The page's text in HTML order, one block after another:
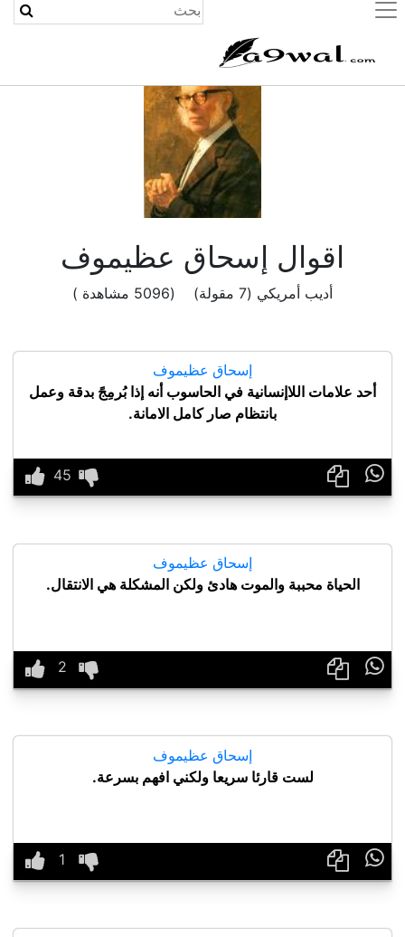
(current)
اقوال إسحاق عظيموف
أديب أمريكي (7 مقولة) (5096 مشاهدة )
إسحاق عظيموف
أحد علامات اللاإنسانية في الحاسوب أنه إذا بُرمِجً بدقة وعمل
بانتظام صار كامل الامانة.

إسحاق عظيموف
الحياة محببة والموت هادئ ولكن المشكلة هي الانتقال.

إسحاق عظيموف
لست قارئا سريعا ولكني افهم بسرعة.
